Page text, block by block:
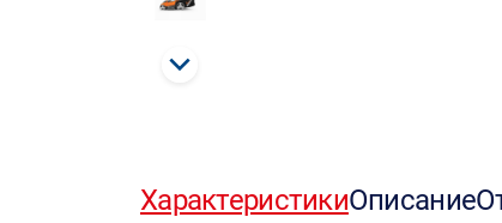
ХарактеристикиОписание